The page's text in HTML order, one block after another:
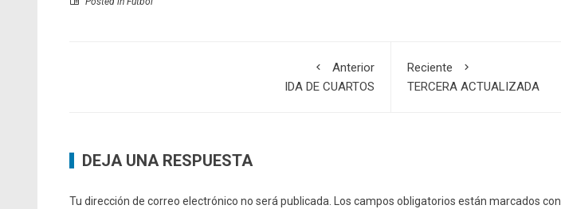
Anterior
IDA DE CUARTOS
Reciente
TERCERA ACTUALIZADA
DEJA UNA RESPUESTA
Tu dirección de correo electrónico no será publicada. Los campos obligatorios están marcados con